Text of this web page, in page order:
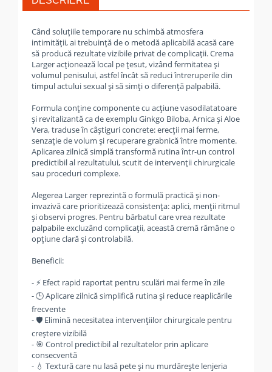
Când soluțiile temporare nu schimbă atmosfera
intimității, ai trebuință de o metodă aplicabilă acasă care
să producă rezultate vizibile privat de complicații. Crema
Larger acționează local pe țesut, vizând fermitatea și
volumul penisului, astfel încât să reduci întreruperile din
timpul actului sexual și să simți o diferență palpabilă.
Formula conține componente cu acțiune vasodilatatoare
și revitalizantă ca de exemplu Ginkgo Biloba, Arnica și Aloe
Vera, traduse în câștiguri concrete: erecții mai ferme,
senzație de volum și recuperare grabnică între momente.
Aplicarea zilnică simplă transformă rutina într-un control
predictibil al rezultatului, scutit de intervenții chirurgicale
sau proceduri complexe.
Alegerea Larger reprezintă o formulă practică și non-
invazivă care prioritizează consistența: aplici, menții ritmul
și observi progres. Pentru bărbatul care vrea rezultate
palpabile excluzând complicații, această cremă rămâne o
opțiune clară și controlabilă.
Beneficii:
- ⚡ Efect rapid raportat pentru sculări mai ferme în zile
- 🕒 Aplicare zilnică simplifică rutina și reduce reaplicările
frecvente
- 🛡️ Elimină necesitatea intervențiilor chirurgicale pentru
creștere vizibilă
- 🎯 Control predictibil al rezultatelor prin aplicare
consecventă
- 💧 Textură care nu lasă pete și nu murdărește lenjeria